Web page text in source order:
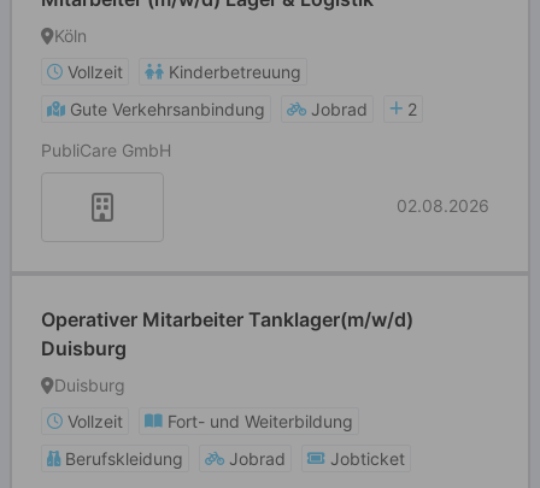
Köln
Vollzeit
Kinderbetreuung
Gute Verkehrsanbindung
Jobrad
2
PubliCare GmbH
02.08.2026
Operativer Mitarbeiter Tanklager(m/w/d)
Duisburg
Duisburg
Vollzeit
Fort- und Weiterbildung
Berufskleidung
Jobrad
Jobticket